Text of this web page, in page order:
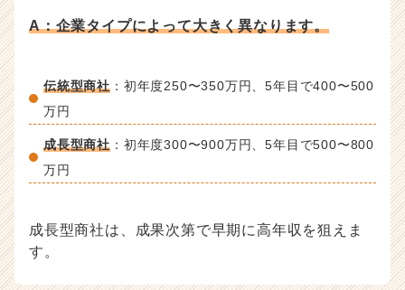
A：企業タイプによって大きく異なります。
伝統型商社 ：初年度250〜350万円、5年目で400〜500
万円
成長型商社 ：初年度300〜900万円、5年目で500〜800
万円
成長型商社は、成果次第で早期に高年収を狙えま
す。